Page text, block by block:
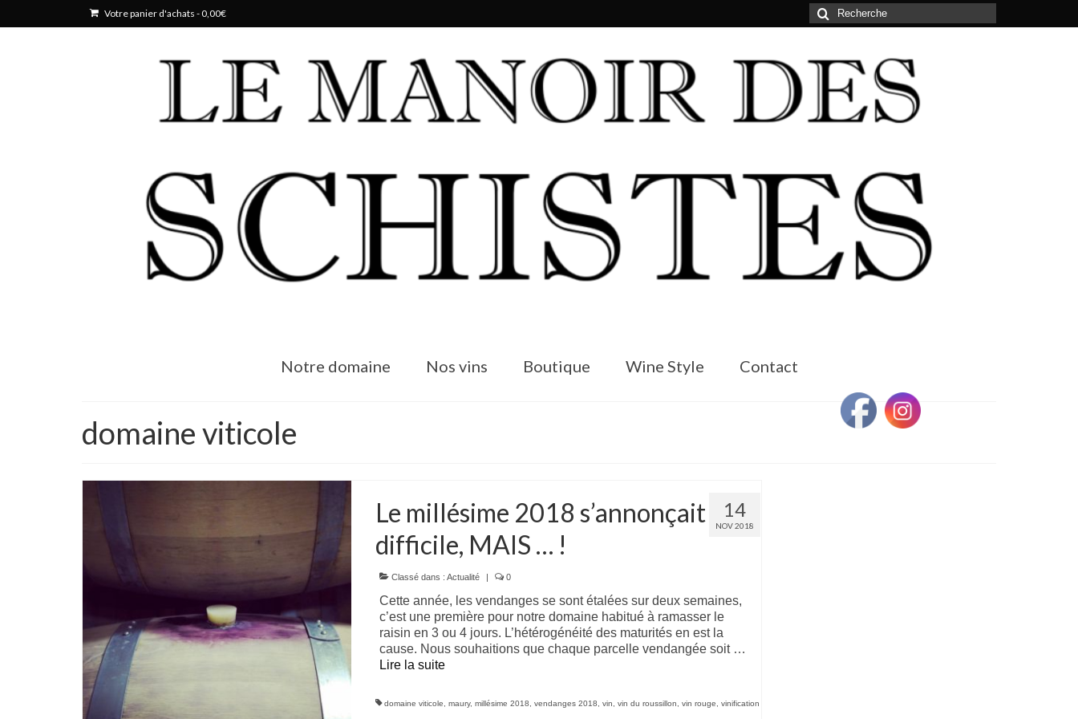
Votre panier d'achats -0,00€
Rechercher
:
Notre domaine Nos vins Boutique Wine Style Contact
domaine viticole
14
NOV 2018
Le millésime 2018 s’annonçait
difficile, MAIS … !
Classé dans : Actualité | 0
Cette année, les vendanges se sont étalées sur deux semaines,
c’est une première pour notre domaine habitué à ramasser le
raisin en 3 ou 4 jours. L’hétérogénéité des maturités en est la
cause. Nous souhaitions que chaque parcelle vendangée soit …
Lire la suite­­
domaine viticole maury, millésime 2018 vendanges 2018 vin vin du roussillon vin rouge vinification